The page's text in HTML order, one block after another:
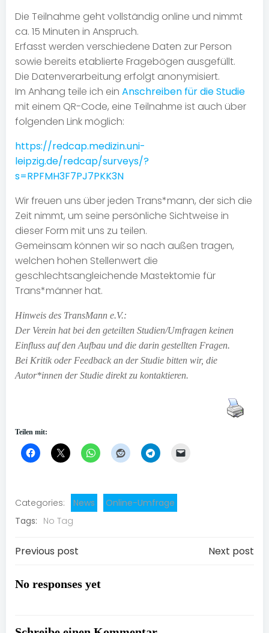
Die Teilnahme geht vollständig online und nimmt
ca. 15 Minuten in Anspruch.
Erfasst werden verschiedene Daten zur Person
sowie bereits etablierte Fragebögen ausgefüllt.
Die Datenverarbeitung erfolgt anonymisiert.
Im Anhang teile ich ein Anschreiben für die Studie
mit einem QR-Code, eine Teilnahme ist auch über
folgenden Link möglich:
https://redcap.medizin.uni-
leipzig.de/redcap/surveys/?
s=RPFMH3F7PJ7PKK3N
Wir freuen uns über jeden Trans*mann, der sich die
Zeit nimmt, um seine persönliche Sichtweise in
dieser Form mit uns zu teilen.
Gemeinsam können wir so nach außen tragen,
welchen hohen Stellenwert die
geschlechtsangleichende Mastektomie für
Trans*männer hat.
Hinweis des TransMann e.V.:
Der Verein hat bei den geteilten Studien/Umfragen keinen
Einfluss auf den Aufbau und die darin gestellten Fragen.
Bei Kritik oder Feedback an der Studie bitten wir, die
Autor*innen der Studie direkt zu kontaktieren.
Teilen mit:
Categories: News
Online-Umfrage
Tags: No Tag
Post
navigation
Previous post Next post
No responses yet